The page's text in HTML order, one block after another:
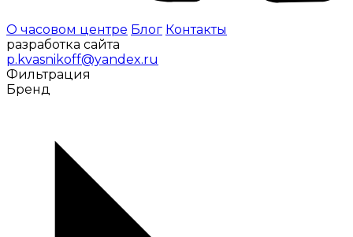
О часовом центре Блог Контакты
разработка сайта
p.kvasnikoff@yandex.ru
Фильтрация
Бренд